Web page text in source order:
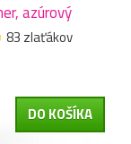
azúrový
83 zlaťákov
DO KOŠÍKA